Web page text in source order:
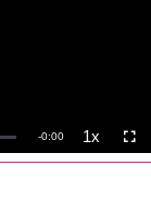
Remaining
-0:00 1xPlayback
Rate